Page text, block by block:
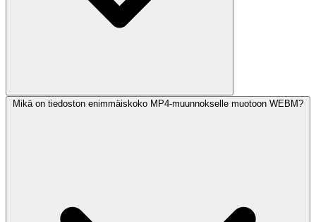
Mikä on tiedoston enimmäiskoko MP4-muunnokselle muotoon WEBM?